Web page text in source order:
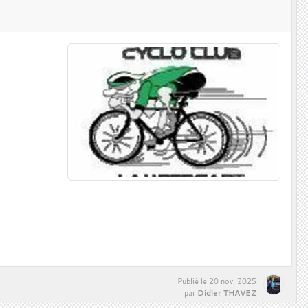
Publié le 20 nov. 2025
par Didier THAVEZ